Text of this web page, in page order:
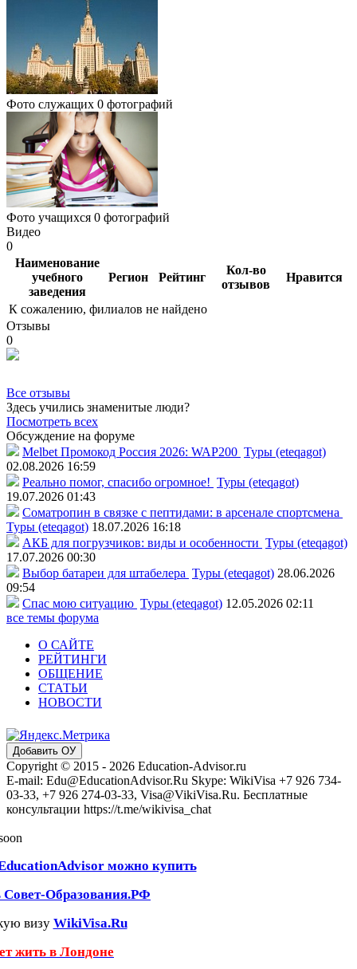
Фото служащих 0 фотографий
Фото учащихся 0 фотографий
Видео
0
Наименование
учебного
заведения
Регион Рейтинг
Кол-во
отзывов
Нравится
К сожалению, филиалов не найдено
Отзывы
0
Все отзывы
Здесь учились знаменитые люди?
Посмотреть всех
Обсуждение на форуме
Melbet Промокод Россия 2026: WAP200 Туры (eteqagot)
02.08.2026 16:59
Реально помог, спасибо огромное! Туры (eteqagot)
19.07.2026 01:43
Соматропин в связке с пептидами: в арсенале спортсмена
Туры (eteqagot) 18.07.2026 16:18
АКБ для погрузчиков: виды и особенности Туры (eteqagot)
17.07.2026 00:30
Выбор батареи для штабелера Туры (eteqagot) 28.06.2026
09:54
Спас мою ситуацию Туры (eteqagot) 12.05.2026 02:11
все темы форума
О САЙТЕ
РЕЙТИНГИ
ОБЩЕНИЕ
СТАТЬИ
НОВОСТИ
Добавить ОУ
Copyright © 2015 - 2026 Education-Advisor.ru
E-mail: Edu@EducationAdvisor.Ru Skype: WikiVisa +7 926 734-
03-33, +7 926 274-03-33, Visa@VikiVisa.Ru. Бесплатные
консультации https://t.me/wikivisa_chat
можно купить
Совет-Образования.РФ
визу WikiVisa.Ru
жить в Лондоне